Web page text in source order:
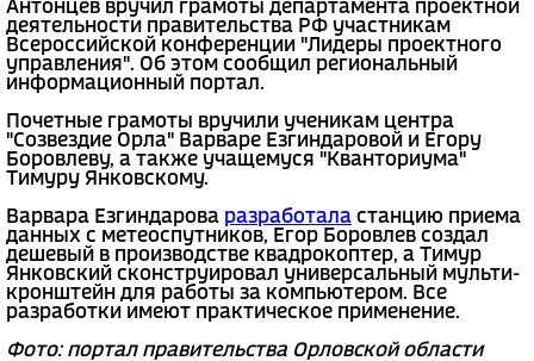
Антонцев вручил грамоты департамента проектной
деятельности правительства РФ участникам
Всероссийской конференции "Лидеры проектного
управления". Об этом сообщил региональный
информационный портал.
Почетные грамоты вручили ученикам центра
"Созвездие Орла" Варваре Езгиндаровой и Егору
Боровлеву, а также учащемуся "Кванториума"
Тимуру Янковскому.
Варвара Езгиндарова разработала станцию приема
данных с метеоспутников, Егор Боровлев создал
дешевый в производстве квадрокоптер, а Тимур
Янковский сконструировал универсальный мульти-
кронштейн для работы за компьютером. Все
разработки имеют практическое применение.
Фото: портал правительства Орловской области